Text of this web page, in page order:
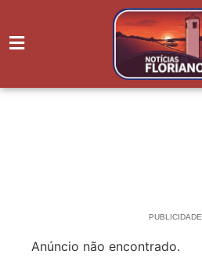
PUBLICIDADE
Anúncio não encontrado.